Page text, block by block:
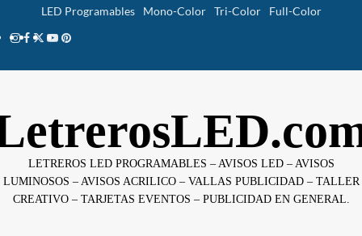
LED Programables Mono-Color Tri-Color
Full-Color
Instagram
facebook
twitter
youtube
pinterest
LETREROS LED PROGRAMABLES – AVISOS LED – AVISOS
LUMINOSOS – AVISOS ACRILICO – VALLAS PUBLICIDAD – TALLER
CREATIVO – TARJETAS EVENTOS – PUBLICIDAD EN GENERAL.